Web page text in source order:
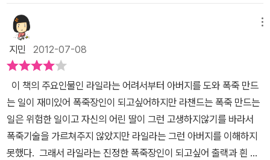
코끼리를 돌보아주고 돈이 다 없어질때까지 코끼리를 계속 벌을 내린
사람집에서 사는 벌이였다.그래서 출랙은 밤에 햄릿이랑 몰레 빠져나
와서 라일라를 찾으러 간다고 하였다.그런데 밤에 하인들이 자지않
자, 하인들과 숨기 게임을 해서 코끼리 발자국 소리가나면 뒤를 돌으
라고 하였다.그 게임은 뒷문에서 이루어 졌는데 햄릿과 출랙은 몰래
앞문으로 빠져나와 라챈드의 도움을 받아 라일라를 찾으러 가게 되었
다.하지만 앞쪽 숲속에 숨어있던 하인이 그 광경을 보고 라챈드의 뒤
를 밟아 어디사는 누군지를 알아내고 코끼리를 빼돌렸다고 왕께 일러
바쳤다.그래서 라챈드는 왕실에 끌려가게 되었다.햄릿과 출랙은 라일
라고 했다.라일라는 한발씩 걸어들어가다가 귀신이 된 사람들을 보게
되었다.얼마쯤 지나자 친구 출랙이 마법을 물을 갖다줘서 마시니까
건조함 대신 촉촉함으로 바뀌었다.불의 악마 라즈비니가 말했어
요. '나는 특제유황을 가지고 있지 않아. 그리고 너는 벌써 그것을 가
지고 있어' 라고 말했다.그리고 라일라는 폭죽 장인이 되었다. 이 책을
읽고 나는 세가지 건물이 무엇인지 알 수 있을 것 같다.세가지 선물은
용기, 노력, 최선.인 것 같다고 생각한다.나도 라일라를 본받아야겠다
고 생각한다.용기와 최선 그리고 노력을.
지민 2012-07-08
이 책의 주요인물인 라일라는 어려서부터 아버지를 도와 폭죽 만드
는 일이 재미있어 폭죽장인이 되고싶어하지만 라챈드는 폭죽 만드는
일은 위험한 일이고 자신의 어린 딸이 그런 고생하지않기를 바라서
폭죽기술을 가르쳐주지 않았지만 라일라는 그런 아버지를 이해하지
못했다. 그래서 라일라는 진정한 폭죽장인이 되고싶어 출랙과 흰 코